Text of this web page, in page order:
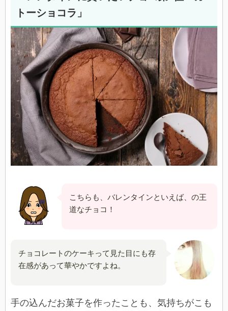
トーショコラ」
こちらも、バレンタインといえば、の王
道なチョコ！
チョコレートのケーキって見た目にも存
在感があって華やかですよね。
手の込んだお菓子を作ったことも、気持ちがこも